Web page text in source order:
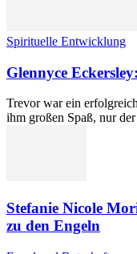
Spirituelle Entwicklung
Glennyce
Trevor war ein
ihm großen Spaß, nur
Stefanie Nicole
zu den Engeln